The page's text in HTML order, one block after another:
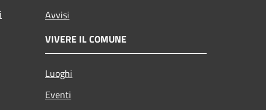
Avvisi
VIVERE IL COMUNE
Luoghi
Eventi